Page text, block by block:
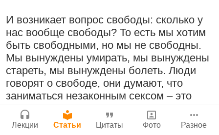
исполняя его бхаджаны
1:14:02 |12 сентября
2008| Бойсе, Айдахо, США
Радхарани — глава департамента
служений
1:05:35 7 сентября 2008|
И возникает вопрос свободы: сколько у
нас вообще свободы? То есть мы хотим
быть свободными, но мы не свободны.
Мы вынуждены умирать, мы вынуждены
стареть, мы вынуждены болеть. Люди
говорят о свободе, они думают, что
заниматься незаконным сексом – это
свобода. В общем-то все к этому
сводится. Но чувства диктуют им, они
24 июля 2026
Подрыватели доверия к себе
22 июля 2026
Джанмаштами в Тбилиси 2025
Лекции Статьи Цитаты Фото Разное